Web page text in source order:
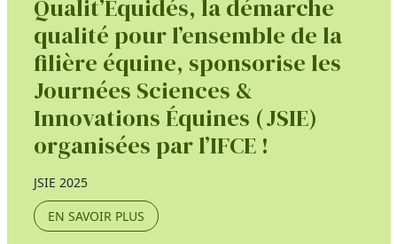
Qualit’Equidés, la démarche
qualité pour l’ensemble de la
filière équine, sponsorise les
Journées Sciences &
Innovations Équines (JSIE)
organisées par l’IFCE !
JSIE 2025
EN SAVOIR PLUS